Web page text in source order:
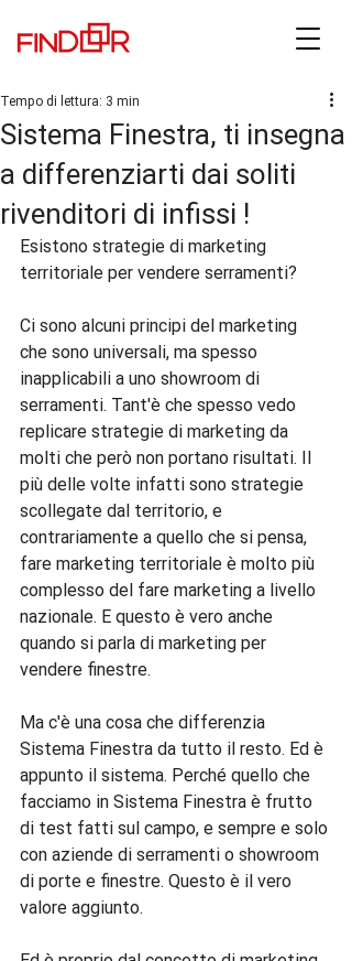
Sistema Finestra, ti insegna
a differenziarti dai soliti
rivenditori di infissi !
Tempo di lettura: 3 min
Esistono strategie di marketing
territoriale per vendere serramenti?
Ci sono alcuni principi del marketing
che sono universali, ma spesso
inapplicabili a uno showroom di
serramenti. Tant'è che spesso vedo
replicare strategie di marketing da
molti che però non portano risultati. Il
più delle volte infatti sono strategie
scollegate dal territorio, e
contrariamente a quello che si pensa,
fare marketing territoriale è molto più
complesso del fare marketing a livello
nazionale. E questo è vero anche
quando si parla di marketing per
vendere finestre.
Ma c'è una cosa che differenzia
Sistema Finestra da tutto il resto. Ed è
appunto il sistema. Perché quello che
facciamo in Sistema Finestra è frutto
di test fatti sul campo, e sempre e solo
con aziende di serramenti o showroom
di porte e finestre. Questo è il vero
valore aggiunto.